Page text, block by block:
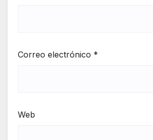
Correo electrónico *
Web